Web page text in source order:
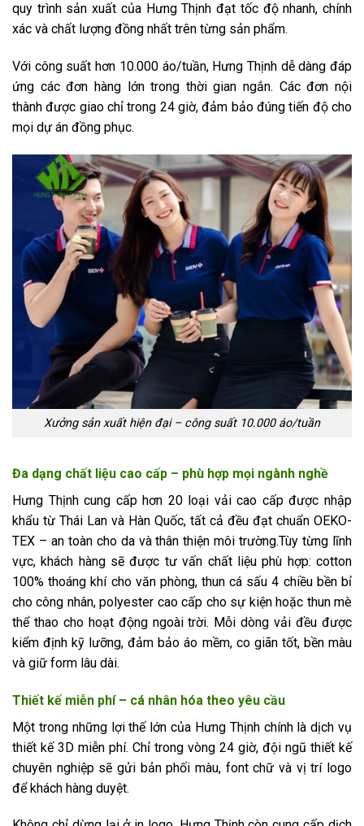
quy trình sản xuất của Hưng Thịnh đạt tốc độ nhanh, chính
xác và chất lượng đồng nhất trên từng sản phẩm.
Với công suất hơn 10.000 áo/tuần, Hưng Thịnh dễ dàng đáp
ứng các đơn hàng lớn trong thời gian ngắn. Các đơn nội
thành được giao chỉ trong 24 giờ, đảm bảo đúng tiến độ cho
mọi dự án đồng phục.
Xưởng sản xuất hiện đại – công suất 10.000 áo/tuần
Đa dạng chất liệu cao cấp – phù hợp mọi ngành nghề
Hưng Thịnh cung cấp hơn 20 loại vải cao cấp được nhập
khẩu từ Thái Lan và Hàn Quốc, tất cả đều đạt chuẩn OEKO-
TEX – an toàn cho da và thân thiện môi trường.Tùy từng lĩnh
vực, khách hàng sẽ được tư vấn chất liệu phù hợp: cotton
100% thoáng khí cho văn phòng, thun cá sấu 4 chiều bền bỉ
cho công nhân, polyester cao cấp cho sự kiện hoặc thun mè
thể thao cho hoạt động ngoài trời. Mỗi dòng vải đều được
kiểm định kỹ lưỡng, đảm bảo áo mềm, co giãn tốt, bền màu
và giữ form lâu dài.
Thiết kế miễn phí – cá nhân hóa theo yêu cầu
Một trong những lợi thế lớn của Hưng Thịnh chính là dịch vụ
thiết kế 3D miễn phí. Chỉ trong vòng 24 giờ, đội ngũ thiết kế
chuyên nghiệp sẽ gửi bản phối màu, font chữ và vị trí logo
để khách hàng duyệt.